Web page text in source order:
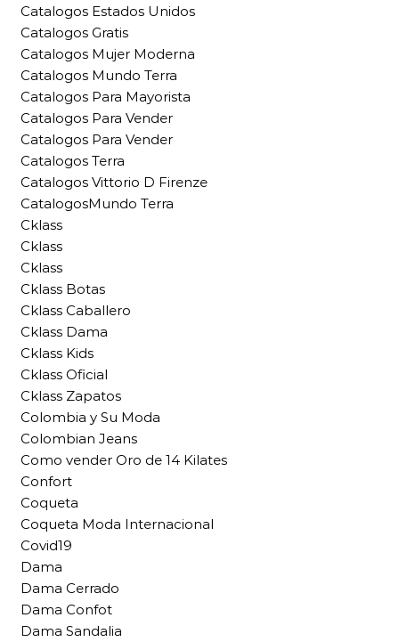
Catalogos Estados Unidos
Catalogos Gratis
Catalogos Mujer Moderna
Catalogos Mundo Terra
Catalogos Para Mayorista
Catalogos Para Vender
Catalogos Para Vender
Catalogos Terra
Catalogos Vittorio D Firenze
CatalogosMundo Terra
Cklass
Cklass
Cklass
Cklass Botas
Cklass Caballero
Cklass Dama
Cklass Kids
Cklass Oficial
Cklass Zapatos
Colombia y Su Moda
Colombian Jeans
Como vender Oro de 14 Kilates
Confort
Coqueta
Coqueta Moda Internacional
Covid19
Dama
Dama Cerrado
Dama Confot
Dama Sandalia